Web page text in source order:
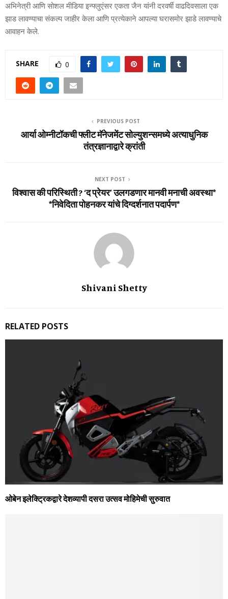
अभिनेत्री आणि सोशल मीडिया इन्फ्लुएंसर एकता जैन यांनी दरवर्षी वाढदिवसाला एक
झाड लावण्याचा संकल्प जाहीर केला आणि प्रत्येकाने आपल्या घरासमोर झाडे लावण्याचे
आवाहन केले.
SHARE 0
PREVIOUS POST
आर्या ओम्नीटॉकची फ्लीट मॅनेजमेंट सोल्युशन्समध्ये अत्याधुनिक
तंत्रज्ञानाद्वारे क्रांती
NEXT POST
विश्वास की परिस्थिती ? ‘द प्रेयर’ उलगडणार मानवी मनाची अवस्था*
*निवेदिता पोहनकर यांचे दिग्दर्शनात पदार्पण*
Shivani Shetty
RELATED POSTS
ओबेन इलेक्ट्रिकद्वारे देशव्यापी दसरा उत्सव मोहिमेची सुरुवात